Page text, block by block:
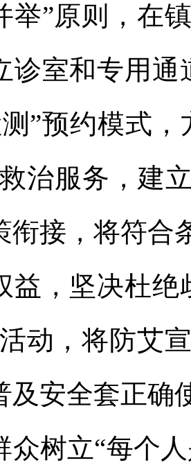
举”原则，在
诊室和专用通
”预约模式
治服务，建
衔接，将符合
益，坚决杜绝
动，将防艾
及安全套正确
众树立“每个